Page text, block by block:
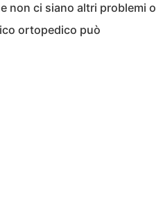
non ci siano altri problemi o
ortopedico può